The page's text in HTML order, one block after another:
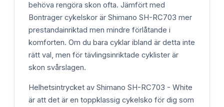
behöva rengöra skon ofta. Jämfört med
Bontrager cykelskor är Shimano SH-RC703 mer
prestandainriktad men mindre förlåtande i
komforten. Om du bara cyklar ibland är detta inte
rätt val, men för tävlingsinriktade cyklister är
skon svårslagen.
Helhetsintrycket av Shimano SH-RC703 - White
är att det är en toppklassig cykelsko för dig som